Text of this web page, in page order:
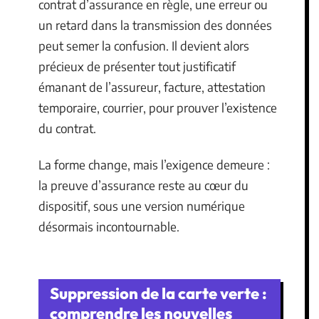
contrat d’assurance en règle, une erreur ou
un retard dans la transmission des données
peut semer la confusion. Il devient alors
précieux de présenter tout justificatif
émanant de l’assureur, facture, attestation
temporaire, courrier, pour prouver l’existence
du contrat.
La forme change, mais l’exigence demeure :
la preuve d’assurance reste au cœur du
dispositif, sous une version numérique
désormais incontournable.
Suppression de la carte verte :
comprendre les nouvelles